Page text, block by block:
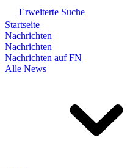
Erweiterte Suche
Startseite
Nachrichten
Nachrichten
Nachrichten auf FN
Alle News